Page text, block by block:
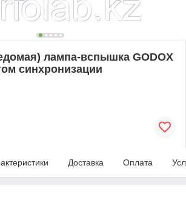
лампа-вспышка GODOX
синхронизации
Доставка Оплата